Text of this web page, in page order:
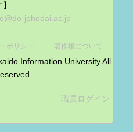
johodai.ac.jp
ポリシー 著作権について
Information University All
職員ログイン